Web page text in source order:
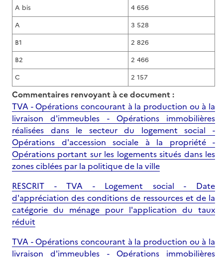
A bis
4 656
A
3 528
B1
2 826
B2
2 466
C
2 157
Commentaires renvoyant à ce document :
TVA - Opérations concourant à la production ou à la
livraison d'immeubles - Opérations immobilières
réalisées dans le secteur du logement social -
Opérations d'accession sociale à la propriété -
Opérations portant sur les logements situés dans les
zones ciblées par la politique de la ville
RESCRIT - TVA - Logement social - Date
d'appréciation des conditions de ressources et de la
catégorie du ménage pour l'application du taux
réduit
TVA - Opérations concourant à la production ou à la
livraison d'immeubles - Opérations immobilières